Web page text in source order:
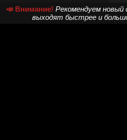
📣 Внимание! Рекомендуем новый
выходят быстрее и